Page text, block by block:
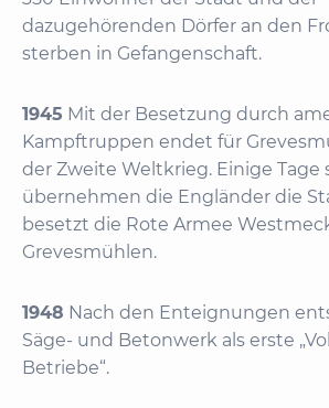
dazugehörenden Dörfer an den
sterben in Gefangenschaft.
1945 Mit der Besetzung durch
Kampftruppen endet für
der Zweite Weltkrieg. Einige Tage
übernehmen die Engländer die
besetzt die Rote Armee
Grevesmühlen.
1948 Nach den Enteignungen
Säge- und Betonwerk als erste
Betriebe“.